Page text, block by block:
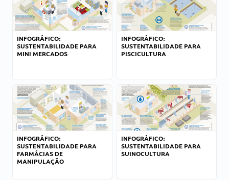
INFOGRÁFICO:
SUSTENTABILIDADE PARA
MINI MERCADOS
INFOGRÁFICO:
SUSTENTABILIDADE PARA
PISCICULTURA
INFOGRÁFICO:
SUSTENTABILIDADE PARA
FARMÁCIAS DE
MANIPULAÇÃO
INFOGRÁFICO:
SUSTENTABILIDADE PARA
SUINOCULTURA